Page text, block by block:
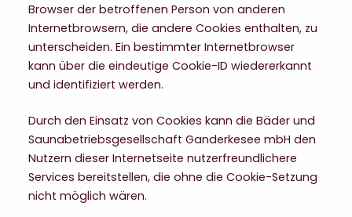
Browser der betroffenen Person von anderen
Internetbrowsern, die andere Cookies enthalten, zu
unterscheiden. Ein bestimmter Internetbrowser
kann über die eindeutige Cookie-ID wiedererkannt
und identifiziert werden.
Durch den Einsatz von Cookies kann die Bäder und
Saunabetriebsgesellschaft Ganderkesee mbH den
Nutzern dieser Internetseite nutzerfreundlichere
Services bereitstellen, die ohne die Cookie-Setzung
nicht möglich wären.